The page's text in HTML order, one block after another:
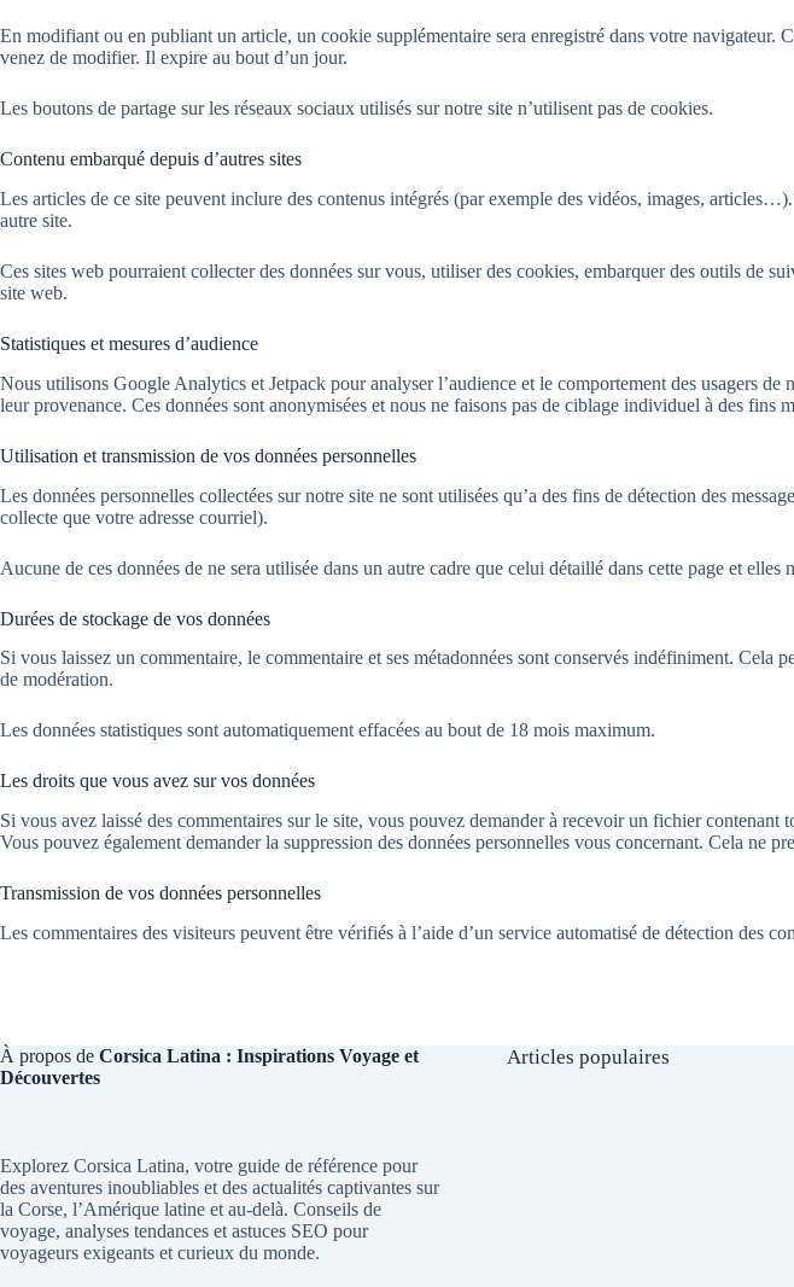
En modifiant ou en publiant un article, un cookie supplémentaire sera enregistré dans votre
venez de modifier. Il expire au bout d’un jour.
Les boutons de partage sur les réseaux sociaux utilisés sur notre site n’utilisent pas de cookies.
Contenu embarqué depuis d’autres sites
Les articles de ce site peuvent inclure des contenus intégrés (par exemple des vidéos, images,
autre site.
Ces sites web pourraient collecter des données sur vous, utiliser des cookies, embarquer des outils de
site web.
Statistiques et mesures d’audience
Nous utilisons Google Analytics et Jetpack pour analyser l’audience et le comportement des usagers
leur provenance. Ces données sont anonymisées et nous ne faisons pas de ciblage individuel à des fins
Utilisation et transmission de vos données personnelles
Les données personnelles collectées sur notre site ne sont utilisées qu’a des fins de détection des
collecte que votre adresse courriel).
Aucune de ces données de ne sera utilisée dans un autre cadre que celui détaillé dans cette page et elles
Durées de stockage de vos données
Si vous laissez un commentaire, le commentaire et ses métadonnées sont conservés indéfiniment.
de modération.
Les données statistiques sont automatiquement effacées au bout de 18 mois maximum.
Les droits que vous avez sur vos données
Si vous avez laissé des commentaires sur le site, vous pouvez demander à recevoir un fichier
Vous pouvez également demander la suppression des données personnelles vous concernant. Cela ne
Transmission de vos données personnelles
Les commentaires des visiteurs peuvent être vérifiés à l’aide d’un service automatisé de détection des
À propos de Corsica Latina : Inspirations Voyage et
Découvertes
Explorez Corsica Latina, votre guide de référence pour
des aventures inoubliables et des actualités captivantes sur
la Corse, l’Amérique latine et au-delà. Conseils de
voyage, analyses tendances et astuces SEO pour
voyageurs exigeants et curieux du monde.
Articles populaires